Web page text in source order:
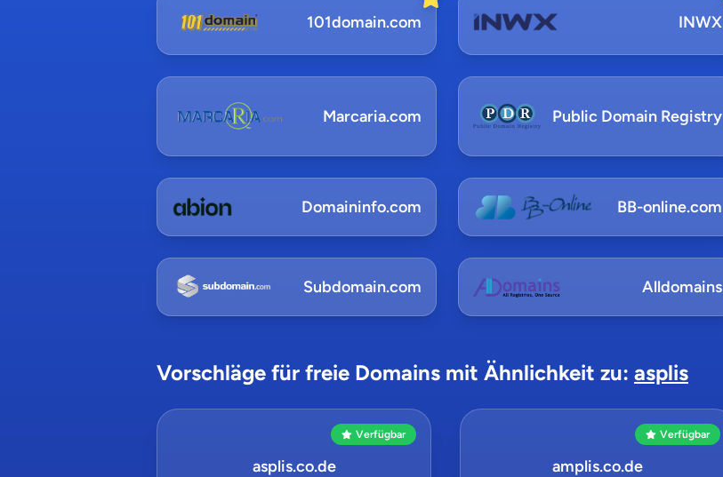
101domain.com INWX
Marcaria.com Public Domain Registry
Domaininfo.com BB-online.com
Subdomain.com Alldomains
Vorschläge für freie Domains mit Ähnlichkeit zu: asplis
Verfügbar
asplis.co.de
Verfügbar
amplis.co.de